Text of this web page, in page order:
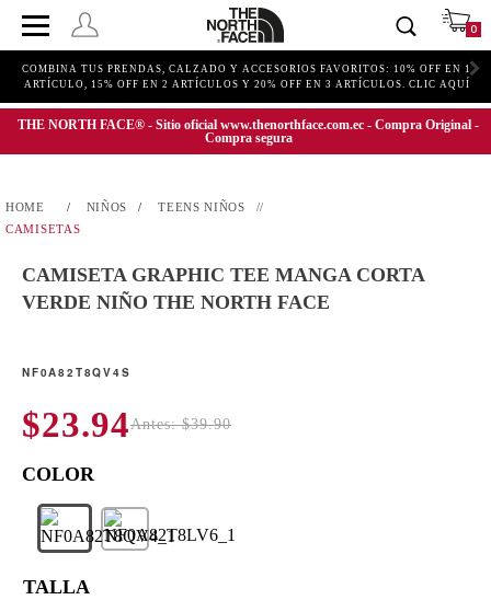
0
COMBINA TUS PRENDAS, CALZADO Y ACCESORIOS FAVORITOS: 10% OFF EN 1
ARTÍCULO, 15% OFF EN 2 ARTÍCULOS Y 20% OFF EN 3 ARTÍCULOS. CLIC AQUÍ
THE NORTH FACE® - Sitio oficial www.thenorthface.com.ec - Compra Original -
Compra segura
NIÑOS
TEENS NIÑOS
CAMISETAS
CAMISETA GRAPHIC TEE MANGA CORTA
VERDE NIÑO THE NORTH FACE
NF0A82T8QV4S
$23.94Antes: $39.90
TALLA